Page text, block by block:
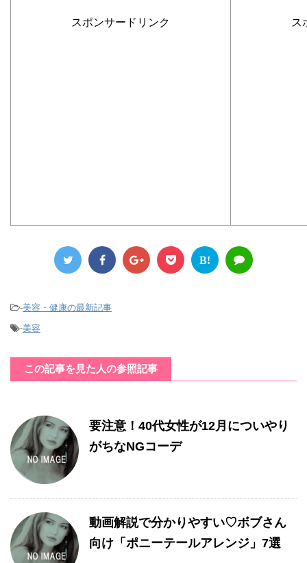
スポンサードリンク ス
B!
-美容・健康の最新記事
-美容
この記事を見た人の参照記事
要注意！40代女性が12月についやり
がちなNGコーデ
動画解説で分かりやすい♡ボブさん
向け「ポニーテールアレンジ」7選